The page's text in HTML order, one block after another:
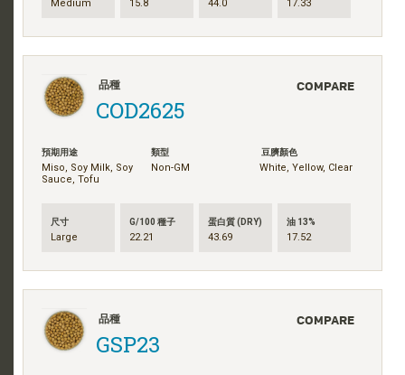
Medium 15.8 44.0 17.33
品種
COD2625
預期用途
Miso, Soy Milk, Soy
Sauce, Tofu
類型
Non-GM
豆臍顏色
White, Yellow, Clear
尺寸
Large
G/100 種子
22.21
蛋白質 (DRY)
43.69
油 13%
17.52
COMPARE
品種
GSP23
COMPARE